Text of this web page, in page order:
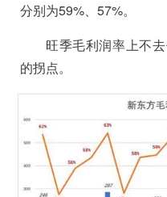
分别为59%、57%。
旺季毛利润率上不
的拐点。